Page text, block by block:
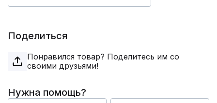
Поделиться
Понравился товар? Поделитесь им со
своими друзьями!
Нужна помощь?